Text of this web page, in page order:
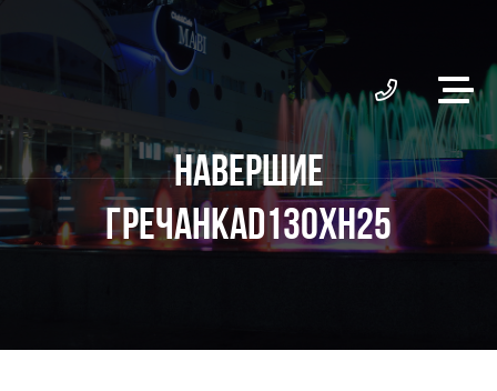
НАВЕРШИЕ
ГРЕЧАНКАD130XH25